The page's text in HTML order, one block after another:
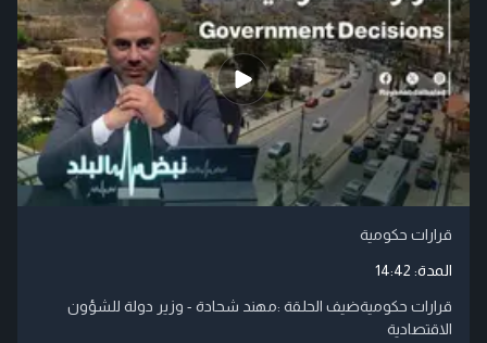
قرارات حكومية
المدة: 14:42
قرارات حكوميةضيف الحلقة :مهند شحادة - وزير دولة للشؤون
الاقتصادية